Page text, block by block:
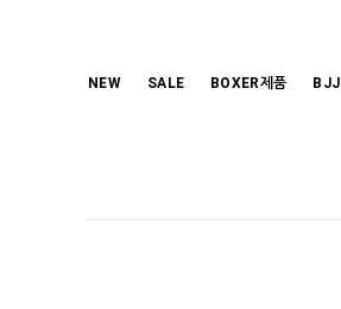
NEW SALE BOXER제품 BJJ